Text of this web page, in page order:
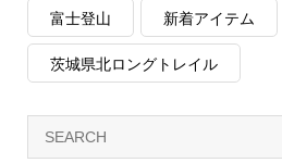
富士登山 新着アイテム
茨城県北ロングトレイル